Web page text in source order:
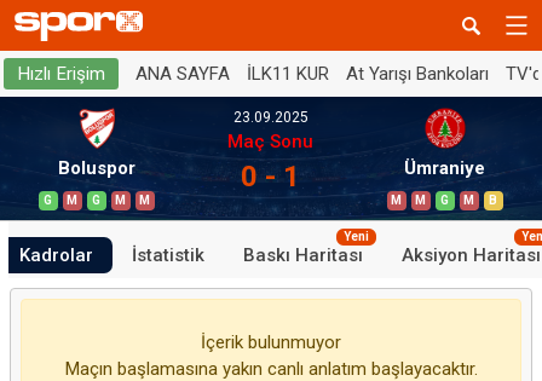
Hızlı Erişim ANA SAYFA İLK11 KUR At Yarışı Bankoları
Boluspor
G M G M M
23.09.2025
Maç Sonu
0 - 1 Ümraniye
M M G M B
Kadrolar İstatistik Baskı Haritası
Yeni
Aksiyon Haritası
İçerik bulunmuyor
Maçın başlamasına yakın canlı anlatım başlayacaktır.